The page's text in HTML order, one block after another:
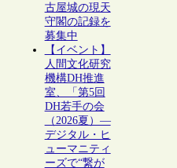
古屋城の現天
守閣の記録を
募集中
【イベント】
人間文化研究
機構DH推進
室、「第5回
DH若手の会
（2026夏）―
デジタル・ヒ
ューマニティ
ーズで“繋が